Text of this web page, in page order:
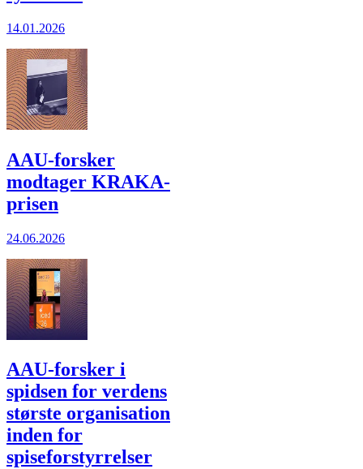
14.01.2026
AAU-forsker
modtager KRAKA-
prisen
24.06.2026
AAU-forsker i
spidsen for verdens
største organisation
inden for
spiseforstyrrelser